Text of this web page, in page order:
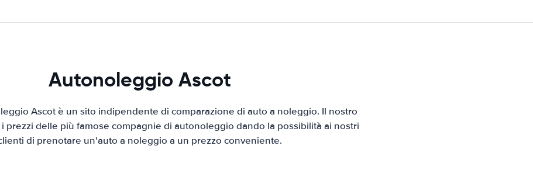
Autonoleggio Ascot
Ascot è un sito indipendente di comparazione di auto a noleggio. Il nostro
prezzi delle più famose compagnie di autonoleggio dando la possibilità ai nostri
di prenotare un'auto a noleggio a un prezzo conveniente.